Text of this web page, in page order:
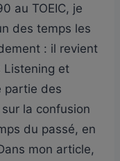
au TOEIC, je
des temps les
: il revient
Listening et
partie des
la confusion
du passé, en
mon article,